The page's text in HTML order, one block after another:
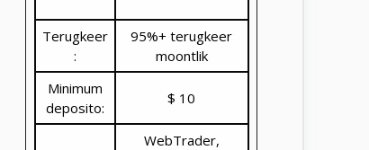
Terugkeer
:
95%+ terugkeer
moontlik
Minimum
deposito:
$ 10
WebTrader,